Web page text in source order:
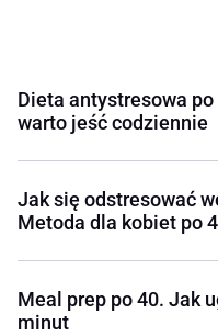
Dieta antystresowa
warto jeść codziennie
Jak się odstresować
Metoda dla kobiet po
Meal prep po 40. Jak
minut